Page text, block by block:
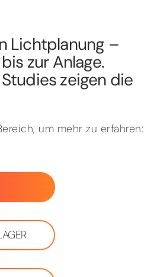
Lichtplanung –
zur Anlage.
zeigen die
um mehr zu erfahren: